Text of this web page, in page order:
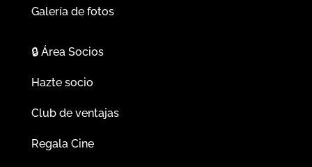
Galería de fotos
🔒Área Socios
Hazte socio
Club de ventajas
Regala Cine